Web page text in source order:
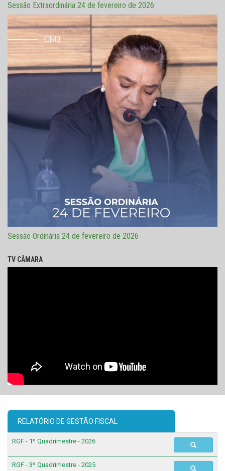
Sessão Extraordinária 24 de fevereiro de 2026
Sessão Ordinária 24 de fevereiro de 2026
TV CÂMARA
RELATÓRIO DE GESTÃO FISCAL
RGF - 1º Quadrimestre - 2026
RGF - 3º Quadrimestre - 2025